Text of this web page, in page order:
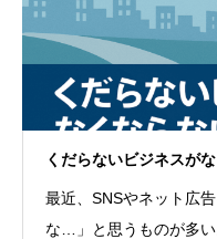
くだらないビジネスが
最近、SNSやネット広
な…」と思うものが多い。例えば